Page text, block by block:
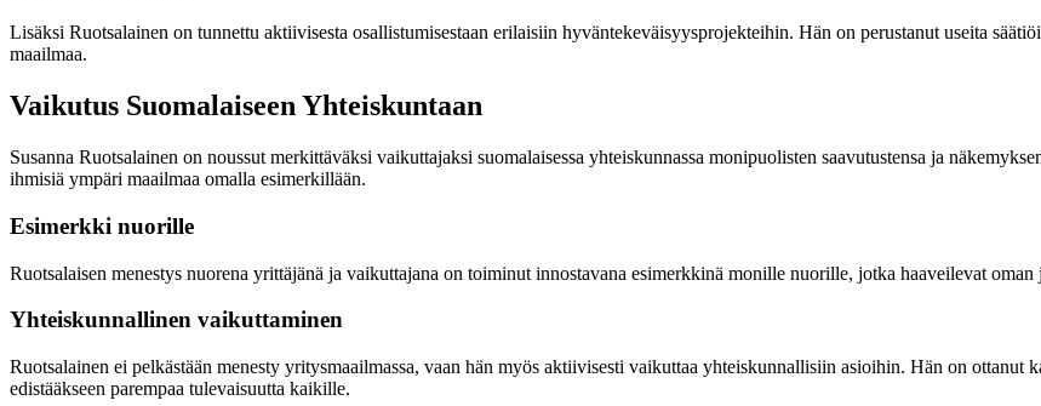
Lisäksi Ruotsalainen on tunnettu aktiivisesta osallistumisestaan erilaisiin hyväntekeväisyysprojekteihin. Hän on perustanut useita
maailmaa.
Vaikutus Suomalaiseen Yhteiskuntaan
Susanna Ruotsalainen on noussut merkittäväksi vaikuttajaksi suomalaisessa yhteiskunnassa monipuolisten saavutustensa ja
ihmisiä ympäri maailmaa omalla esimerkillään.
Esimerkki nuorille
Ruotsalaisen menestys nuorena yrittäjänä ja vaikuttajana on toiminut innostavana esimerkkinä monille nuorille, jotka haaveilevat
Yhteiskunnallinen vaikuttaminen
Ruotsalainen ei pelkästään menesty yritysmaailmassa, vaan hän myös aktiivisesti vaikuttaa yhteiskunnallisiin asioihin. Hän on ottanut
edistääkseen parempaa tulevaisuutta kaikille.